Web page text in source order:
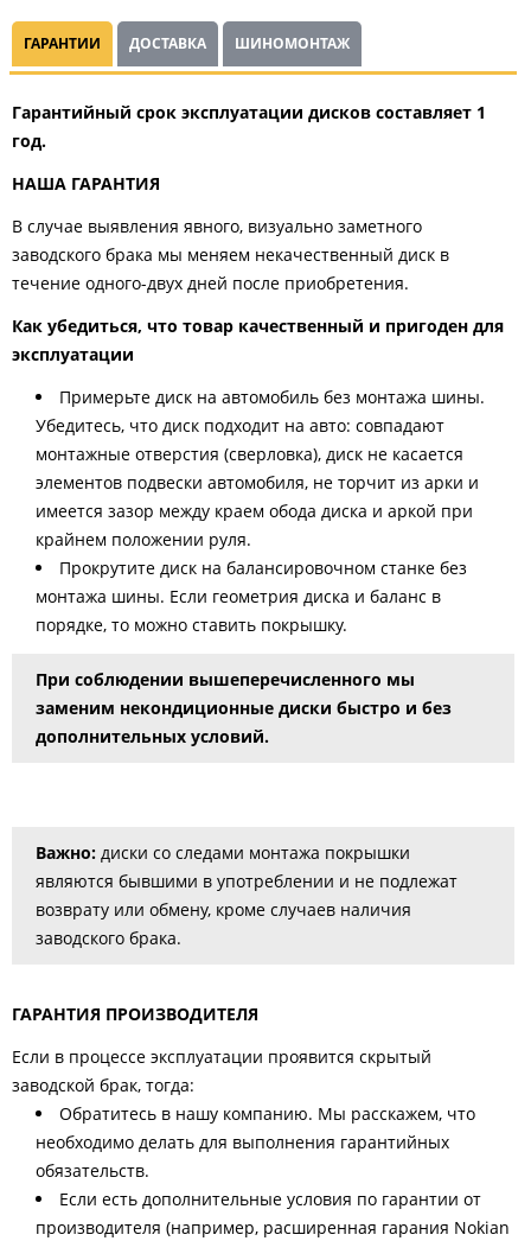
ГАРАНТИИ ДОСТАВКА ШИНОМОНТАЖ
Гарантийный срок эксплуатации дисков составляет 1
год.
НАША ГАРАНТИЯ
В случае выявления явного, визуально заметного
заводского брака мы меняем некачественный диск в
течение одного-двух дней после приобретения.
Как убедиться, что товар качественный и пригоден для
эксплуатации
Примерьте диск на автомобиль без монтажа шины.
Убедитесь, что диск подходит на авто: совпадают
монтажные отверстия (сверловка), диск не касается
элементов подвески автомобиля, не торчит из арки и
имеется зазор между краем обода диска и аркой при
крайнем положении руля.
Прокрутите диск на балансировочном станке без
монтажа шины. Если геометрия диска и баланс в
порядке, то можно ставить покрышку.
При соблюдении вышеперечисленного мы
заменим некондиционные диски быстро и без
дополнительных условий.
Важно: диски со следами монтажа покрышки
являются бывшими в употреблении и не подлежат
возврату или обмену, кроме случаев наличия
заводского брака.
ГАРАНТИЯ ПРОИЗВОДИТЕЛЯ
Если в процессе эксплуатации проявится скрытый
заводской брак, тогда:
Обратитесь в нашу компанию. Мы расскажем, что
необходимо делать для выполнения гарантийных
обязательств.
Если есть дополнительные условия по гарантии от
производителя (например, расширенная гарания Nokian